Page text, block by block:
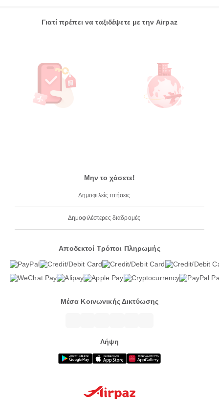
Γιατί πρέπει να ταξιδέψετε με την Airpaz
Μην το χάσετε!
Δημοφιλείς πτήσεις
Δημοφιλέστερες διαδρομές
Αποδεκτοί Τρόποι Πληρωμής
Μέσα Κοινωνικής Δικτύωσης
Λήψη